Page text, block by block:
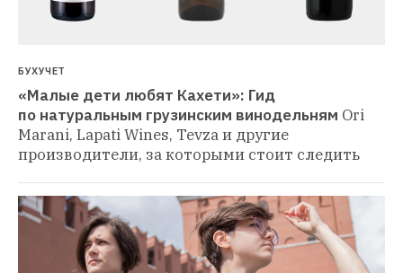
БУХУЧЕТ
«Малые дети любят Кахети»: Гид
по натуральным грузинским винодельням Ori
Marani, Lapati Wines, Tevza и другие
производители, за которыми стоит следить